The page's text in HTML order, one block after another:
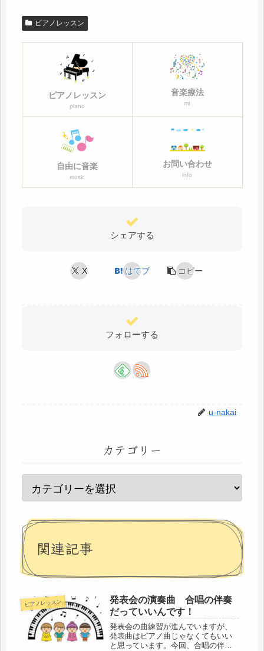
ピアノレッスン
ピアノレッスン
piano
音楽療法
mt
自由に音楽
music
お問い合わせ
info
シェアする
X はてブ コピー
フォローする
u-nakai
カテゴリー
関連記事
ピアノレッスン
発表会の演奏曲 合唱の伴奏
だっていいんです！
発表会の曲練習が進んでいますが、
発表曲はピアノ曲じゃなくてもいい
と思っています。今回、合唱の伴奏